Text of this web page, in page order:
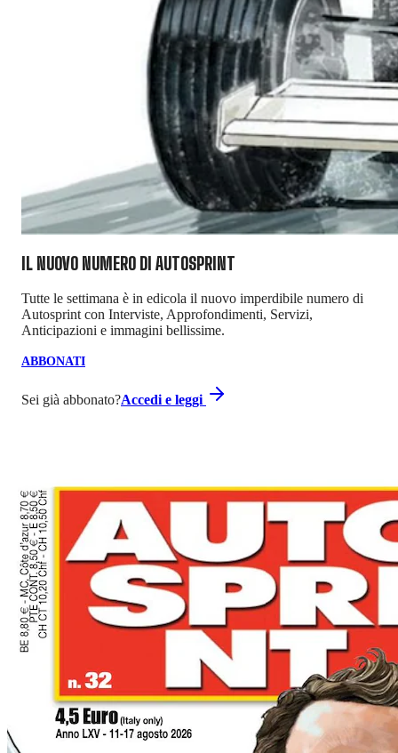
IL NUOVO NUMERO DI AUTOSPRINT
Tutte le settimana è in edicola il nuovo imperdibile numero di
Autosprint con Interviste, Approfondimenti, Servizi,
Anticipazioni e immagini bellissime.
ABBONATI
Sei già abbonato?Accedi e leggi